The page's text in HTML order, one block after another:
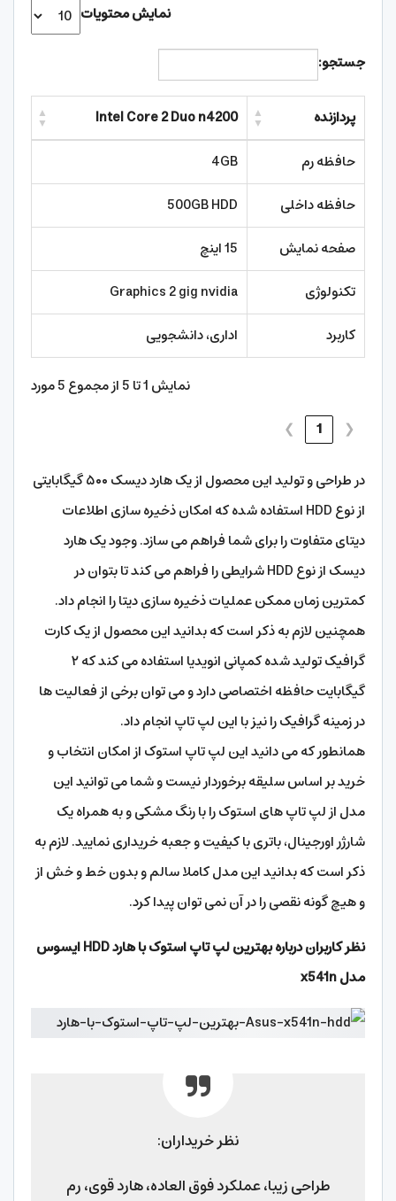
نمایش محتویات
جستجو:
پردازنده
Intel Core 2 Duo n4200
حافظه رم
4GB
حافظه داخلی
500GB HDD
صفحه نمایش
15 اینچ
تکنولوژی
Graphics 2 gig nvidia
کاربرد
اداری، دانشجویی
نمایش 1 تا 5 از مجموع 5 مورد
❮
1
❯
در طراحی و تولید این محصول از یک هارد دیسک ۵۰۰ گیگابایتی
از نوع HDD استفاده شده که امکان ذخیره سازی اطلاعات
دیتای متفاوت را برای شما فراهم می سازد. وجود یک هارد
دیسک از نوع HDD شرایطی را فراهم می‌ کند تا بتوان در
کمترین زمان ممکن عملیات ذخیره سازی دیتا را انجام داد.
همچنین لازم به ذکر است که بدانید این محصول از یک کارت
گرافیک تولید شده کمپانی انویدیا استفاده می‌ کند که ۲
گیگابایت حافظه اختصاصی دارد و می توان برخی از فعالیت ها
در زمینه گرافیک را نیز با این لپ‌ تاپ انجام داد.
همانطور که می دانید این لپ تاپ استوک از امکان انتخاب و
خرید بر اساس سلیقه برخوردار نیست و شما می توانید این
مدل از لپ تاپ های استوک را با رنگ مشکی و به همراه یک
شارژر اورجینال، باتری با کیفیت و جعبه خریداری نمایید. لازم به
ذکر است که بدانید این مدل کاملا سالم و بدون خط و خش از
و هیچ گونه نقصی را در آن نمی توان پیدا کرد.
نظر کاربران درباره بهترین لپ تاپ استوک با هارد HDD ایسوس
مدل x541n
نظر خریداران:
طراحی زیبا، عملکرد فوق العاده، هارد قوی، رم